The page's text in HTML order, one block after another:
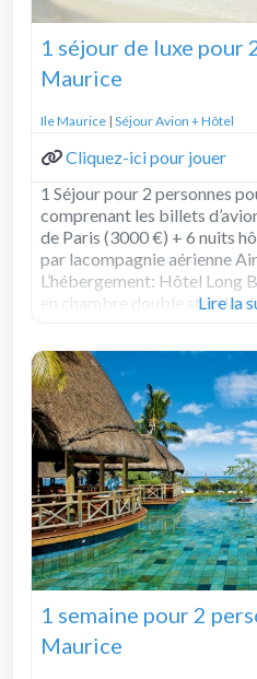
1 séjour de luxe pour
Maurice
Ile Maurice | Séjour Avion + Hôtel
Cliquez-ici pour jouer
1 Séjour pour 2 personnes
comprenant les billets
de Paris (3000 €) + 6 nuits
par lacompagnie aérienne
L’hébergement: Hôtel Long
en chambre double
Lire la
1 semaine pour 2
Maurice